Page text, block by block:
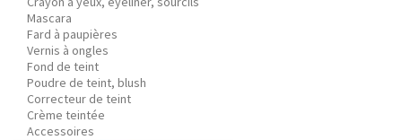
Mascara
Fard à paupières
Vernis à ongles
Fond de teint
Poudre de teint, blush
Correcteur de teint
Crème teintée
Accessoires